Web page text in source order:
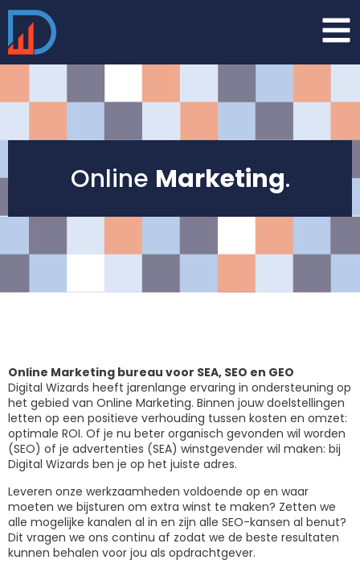
Online Marketing.
Online Marketing bureau voor SEA, SEO en GEO
Digital Wizards heeft jarenlange ervaring in ondersteuning op
het gebied van Online Marketing. Binnen jouw doelstellingen
letten op een positieve verhouding tussen kosten en omzet:
optimale ROI. Of je nu beter organisch gevonden wil worden
(SEO) of je advertenties (SEA) winstgevender wil maken: bij
Digital Wizards ben je op het juiste adres.
Leveren onze werkzaamheden voldoende op en waar
moeten we bijsturen om extra winst te maken? Zetten we
alle mogelijke kanalen al in en zijn alle SEO-kansen al benut?
Dit vragen we ons continu af zodat we de beste resultaten
kunnen behalen voor jou als opdrachtgever.